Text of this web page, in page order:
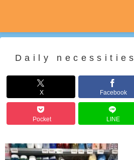
Daily necessities
X Facebook
Pocket LINE